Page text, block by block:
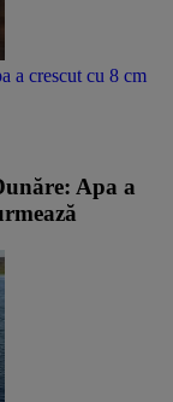
a crescut cu 8 cm
Apa a